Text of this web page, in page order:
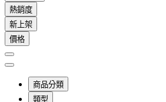
熱銷度
新上架
價格
商品分類
類型